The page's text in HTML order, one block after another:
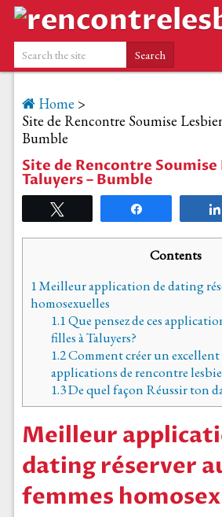
Home >
Site de Rencontre Soumise
Bumble
Site de Rencontre Soumise
Taluyers – Bumble
Contents
1Meilleur application de dating
homosexuelles
1.1Que pensez de ces
filles à Taluyers?
1.2Comment créer un
applications de rencontre
1.3De quel façon Réussir ton
Meilleur
dating réserver
femmes